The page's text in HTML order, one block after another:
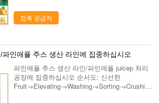
접촉 공급자
인애플 주스 생산 라인에 집중하십시오
파인애플 주스 생산 라인/파인애플 juicep 처리
공장에 집중하십시오 순서도: 신선한
Fruit→Elevating→Washing→Sorting→Crushin